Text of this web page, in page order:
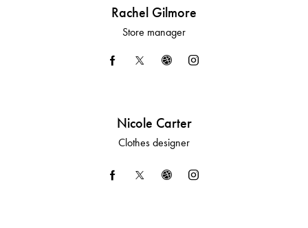
Rachel Gilmore
Store manager
Nicole Carter
Clothes designer